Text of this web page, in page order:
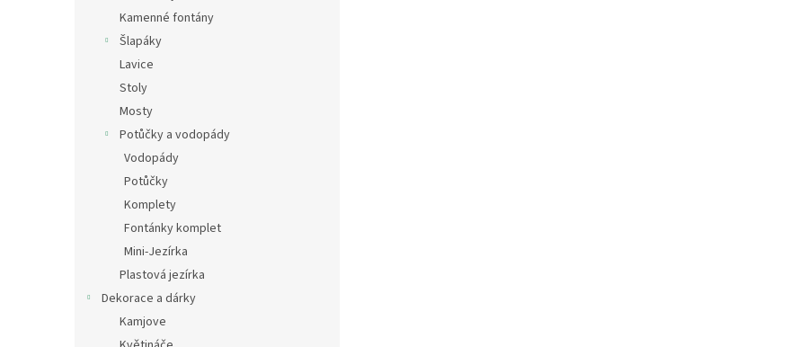
Kamenné fontány
Šlapáky
Lavice
Stoly
Mosty
Potůčky a vodopády
Vodopády
Potůčky
Komplety
Fontánky komplet
Mini-Jezírka
Plastová jezírka
Dekorace a dárky
Kamjove